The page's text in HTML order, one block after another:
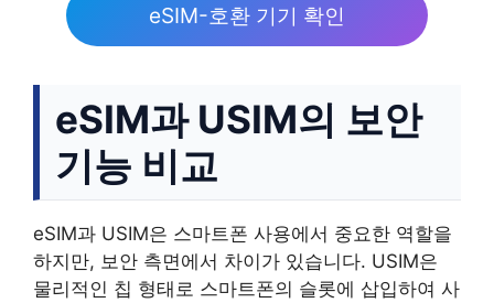
eSIM-호환 기기 확인
eSIM과 USIM의 보안
기능 비교
eSIM과 USIM은 스마트폰 사용에서 중요한 역할을
하지만, 보안 측면에서 차이가 있습니다. USIM은
물리적인 칩 형태로 스마트폰의 슬롯에 삽입하여 사